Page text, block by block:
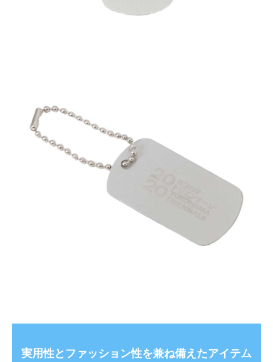
実用性とファッション性を兼ね備えたアイテム